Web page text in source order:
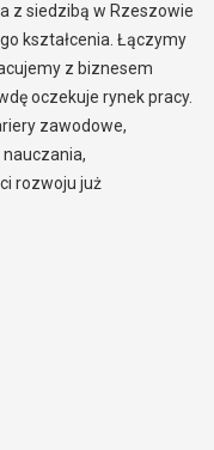
z siedzibą w Rzeszowie
kształcenia. Łączymy
z biznesem
oczekuje rynek pracy.
zawodowe,
rozwoju już